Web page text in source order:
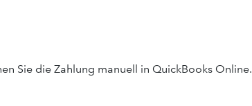
Sie die Zahlung manuell in QuickBooks Online.